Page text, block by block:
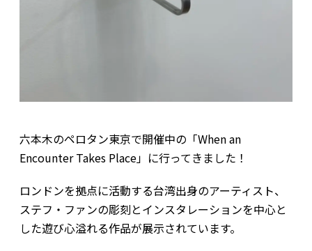
六本木のペロタン東京で開催中の「When an
Encounter Takes Place」に行ってきました！
ロンドンを拠点に活動する台湾出身のアーティスト、
ステフ・ファンの彫刻とインスタレーションを中心と
した遊び心溢れる作品が展示されています。